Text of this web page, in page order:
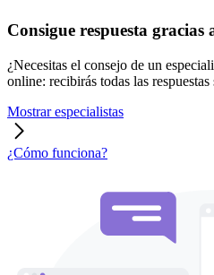
Consigue respuesta
¿Necesitas el consejo de un
online: recibirás todas las respuestas
Mostrar especialistas
¿Cómo funciona?